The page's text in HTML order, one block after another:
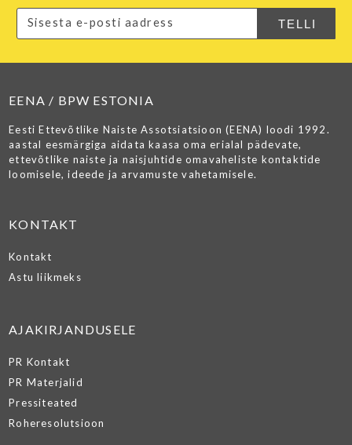
EENA / BPW ESTONIA
Eesti Ettevõtlike Naiste Assotsiatsioon (EENA) loodi 1992.
aastal eesmärgiga aidata kaasa oma erialal pädevate,
ettevõtlike naiste ja naisjuhtide omavaheliste kontaktide
loomisele, ideede ja arvamuste vahetamisele.
KONTAKT
Kontakt
Astu liikmeks
AJAKIRJANDUSELE
PR Kontakt
PR Materjalid
Pressiteated
Roheresolutsioon